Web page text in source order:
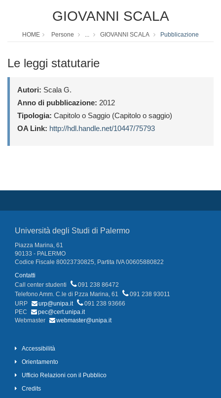
GIOVANNI SCALA
HOME Persone ... GIOVANNI SCALA Pubblicazione
Le leggi statutarie
Autori: Scala G.
Anno di pubblicazione: 2012
Tipologia: Capitolo o Saggio (Capitolo o saggio)
OA Link: http://hdl.handle.net/10447/75793
Università degli Studi di Palermo
Piazza Marina, 61
90133 - PALERMO
Codice Fiscale 80023730825, Partita IVA 00605880822
Contatti
Call center studenti
091 238 86472
Telefono Amm. C.le di P.zza Marina, 61
091 238 93011
URP
urp@unipa.it
091 238 93666
PEC
pec@cert.unipa.it
Webmaster
webmaster@unipa.it
Accessibilità
Orientamento
Ufficio Relazioni con il Pubblico
Credits